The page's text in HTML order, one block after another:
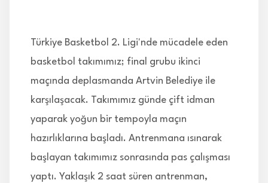
Türkiye Basketbol 2. Ligi'nde mücadele eden
basketbol takımımız; final grubu ikinci
maçında deplasmanda Artvin Belediye ile
karşılaşacak. Takımımız günde çift idman
yaparak yoğun bir tempoyla maçın
hazırlıklarına başladı. Antrenmana ısınarak
başlayan takımımız sonrasında pas çalışması
yaptı. Yaklaşık 2 saat süren antrenman,